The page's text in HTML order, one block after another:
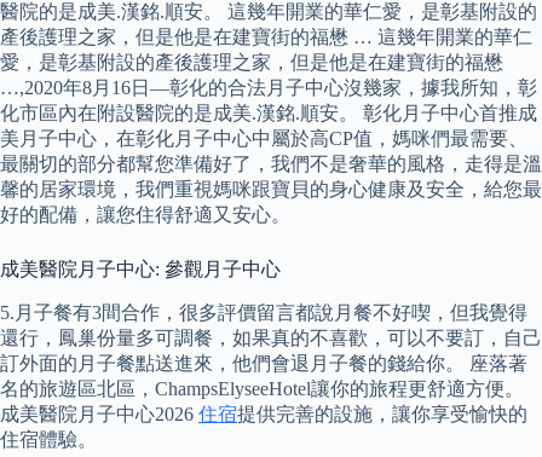
醫院的是成美.漢銘.順安。 這幾年開業的華仁愛，是彰基附設的
產後護理之家，但是他是在建寶街的福懋 … 這幾年開業的華仁
愛，是彰基附設的產後護理之家，但是他是在建寶街的福懋
…,2020年8月16日—彰化的合法月子中心沒幾家，據我所知，彰
化市區內在附設醫院的是成美.漢銘.順安。 彰化月子中心首推成
美月子中心，在彰化月子中心中屬於高CP值，媽咪們最需要、
最關切的部分都幫您準備好了，我們不是奢華的風格，走得是溫
馨的居家環境，我們重視媽咪跟寶貝的身心健康及安全，給您最
好的配備，讓您住得舒適又安心。
成美醫院月子中心: 參觀月子中心
5.月子餐有3間合作，很多評價留言都說月餐不好喫，但我覺得
還行，鳳巢份量多可調餐，如果真的不喜歡，可以不要訂，自己
訂外面的月子餐點送進來，他們會退月子餐的錢給你。 座落著
名的旅遊區北區，ChampsElyseeHotel讓你的旅程更舒適方便。
成美醫院月子中心2026 住宿提供完善的設施，讓你享受愉快的
住宿體驗。